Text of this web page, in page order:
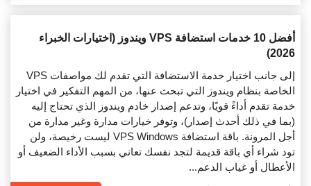
أفضل 10 خدمات استضافة VPS ويندوز (اختيارات الخبراء
2026)
إلى جانب اختيار خدمة الاستضافة التي تقدم لك مواصفات VPS
الخاصة بنظام ويندوز التي تبحث عنها، من المهم التفكير في اختيار
خدمة تقدم أداءً قويًا، وتدعم إصدار خادم ويندوز الذي تحتاج إليه
(بما في ذلك أحدث إصدار)، وتوفر خيارات مدارة وغير مدارة من
أجل المرونة. باقة استضافة VPS Windows ليست رخيصة، ولن
تود شراء أي باقة قديمة لتجد نفسك تعاني بسبب الأداء الضعيف أو
الأعطال أو غياب الدعم...